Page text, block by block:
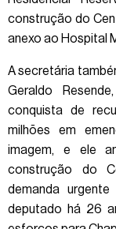
construção do
anexo ao Hospital
A secretária
Geraldo
conquista de
milhões em
imagem, e ele
construção do
demanda
deputado há 26